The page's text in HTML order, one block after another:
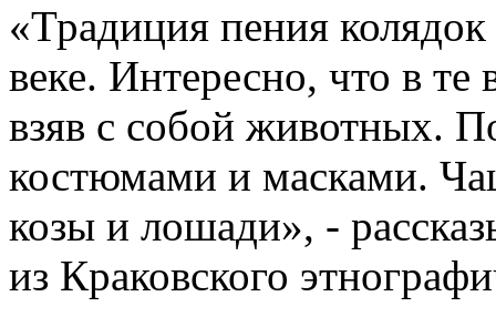
«Традиция пения
веке. Интересно, что в те
взяв с собой животных.
костюмами и масками.
козы и лошади», -
из Краковского